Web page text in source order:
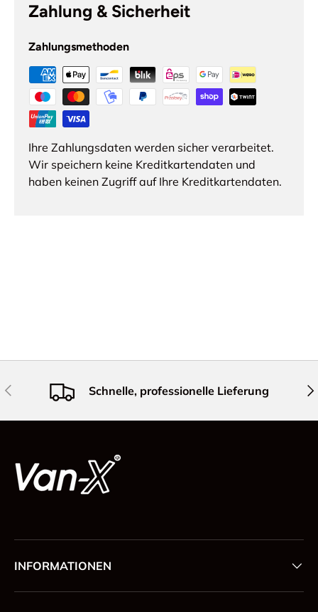
Zahlung & Sicherheit
Zahlungsmethoden
Ihre Zahlungsdaten werden sicher verarbeitet.
Wir speichern keine Kreditkartendaten und
haben keinen Zugriff auf Ihre Kreditkartendaten.
Vorherige Schnelle, professionelle Lieferung
INFORMATIONEN